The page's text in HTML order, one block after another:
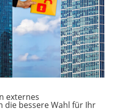
externes
die bessere Wahl für Ihr